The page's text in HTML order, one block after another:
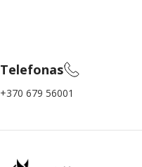
Telefonas
+370 679 56001